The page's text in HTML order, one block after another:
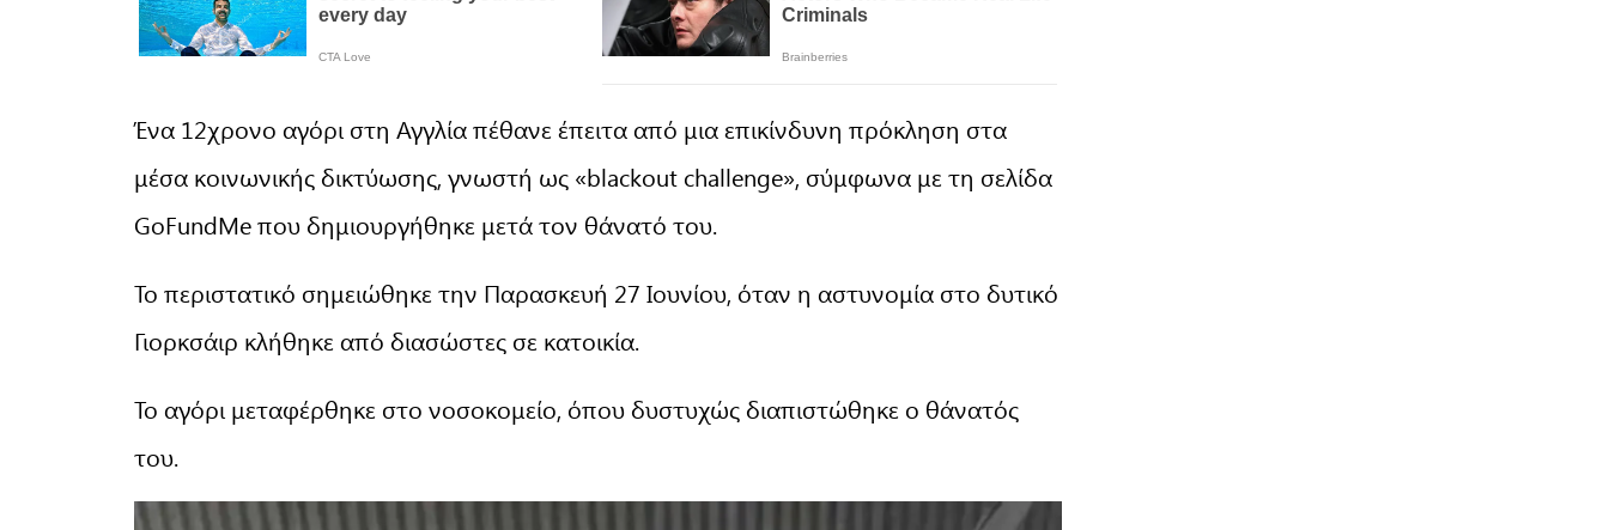
Ένα 12χρονο αγόρι στη Αγγλία πέθανε έπειτα από μια επικίνδυνη πρόκληση στα
μέσα κοινωνικής δικτύωσης, γνωστή ως «blackout challenge», σύμφωνα με τη σελίδα
GoFundMe που δημιουργήθηκε μετά τον θάνατό του.
Το περιστατικό σημειώθηκε την Παρασκευή 27 Ιουνίου, όταν η αστυνομία στο δυτικό
Γιορκσάιρ κλήθηκε από διασώστες σε κατοικία.
Το αγόρι μεταφέρθηκε στο νοσοκομείο, όπου δυστυχώς διαπιστώθηκε ο θάνατός
του.